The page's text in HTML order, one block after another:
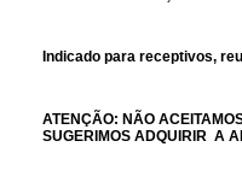
Indicado para receptivos,
ATENÇÃO: NÃO
SUGERIMOS ADQUIRIR A